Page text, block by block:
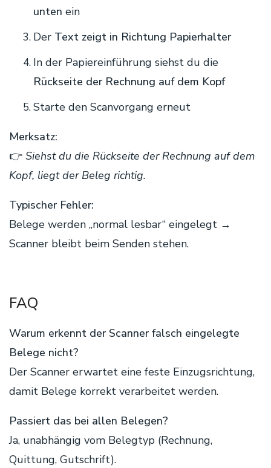
unten ein
Der Text zeigt in Richtung Papierhalter
In der Papiereinführung siehst du die
Rückseite der Rechnung auf dem Kopf
Starte den Scanvorgang erneut
Merksatz:
👉 Siehst du die Rückseite der Rechnung auf dem
Kopf, liegt der Beleg richtig.
Typischer Fehler:
Belege werden „normal lesbar“ eingelegt →
Scanner bleibt beim Senden stehen.
FAQ
Warum erkennt der Scanner falsch eingelegte
Belege nicht?
Der Scanner erwartet eine feste Einzugsrichtung,
damit Belege korrekt verarbeitet werden.
Passiert das bei allen Belegen?
Ja, unabhängig vom Belegtyp (Rechnung,
Quittung, Gutschrift).